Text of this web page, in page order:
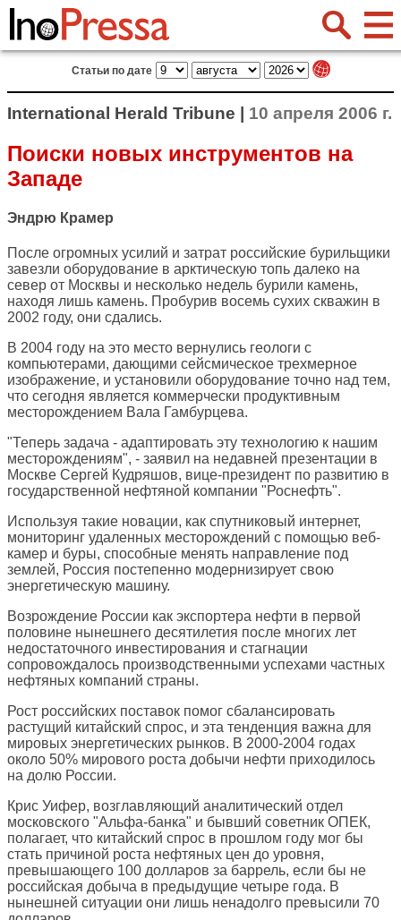
Статьи по дате
International Herald Tribune | 10 апреля 2006 г.
Поиски новых инструментов на
Западе
Эндрю Крамер
После огромных усилий и затрат российские бурильщики
завезли оборудование в арктическую топь далеко на
север от Москвы и несколько недель бурили камень,
находя лишь камень. Пробурив восемь сухих скважин в
2002 году, они сдались.
В 2004 году на это место вернулись геологи с
компьютерами, дающими сейсмическое трехмерное
изображение, и установили оборудование точно над тем,
что сегодня является коммерчески продуктивным
месторождением Вала Гамбурцева.
"Теперь задача - адаптировать эту технологию к нашим
месторождениям", - заявил на недавней презентации в
Москве Сергей Кудряшов, вице-президент по развитию в
государственной нефтяной компании "Роснефть".
Используя такие новации, как спутниковый интернет,
мониторинг удаленных месторождений с помощью веб-
камер и буры, способные менять направление под
землей, Россия постепенно модернизирует свою
энергетическую машину.
Возрождение России как экспортера нефти в первой
половине нынешнего десятилетия после многих лет
недостаточного инвестирования и стагнации
сопровождалось производственными успехами частных
нефтяных компаний страны.
Рост российских поставок помог сбалансировать
растущий китайский спрос, и эта тенденция важна для
мировых энергетических рынков. В 2000-2004 годах
около 50% мирового роста добычи нефти приходилось
на долю России.
Крис Уифер, возглавляющий аналитический отдел
московского "Альфа-банка" и бывший советник ОПЕК,
полагает, что китайский спрос в прошлом году мог бы
стать причиной роста нефтяных цен до уровня,
превышающего 100 долларов за баррель, если бы не
российская добыча в предыдущие четыре года. В
нынешней ситуации они лишь ненадолго превысили 70